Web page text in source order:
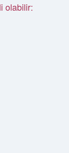
olabilir: